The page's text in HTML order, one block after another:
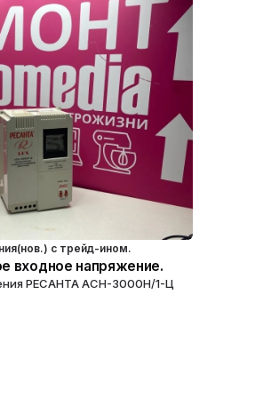
с трейд-ином.
входное напряжение.
РЕСАНТА АСН-3000Н/1-Ц